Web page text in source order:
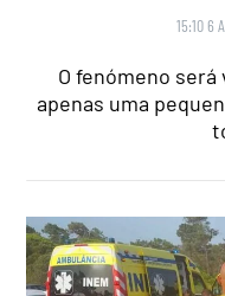
15:10 6
O fenómeno
apenas uma